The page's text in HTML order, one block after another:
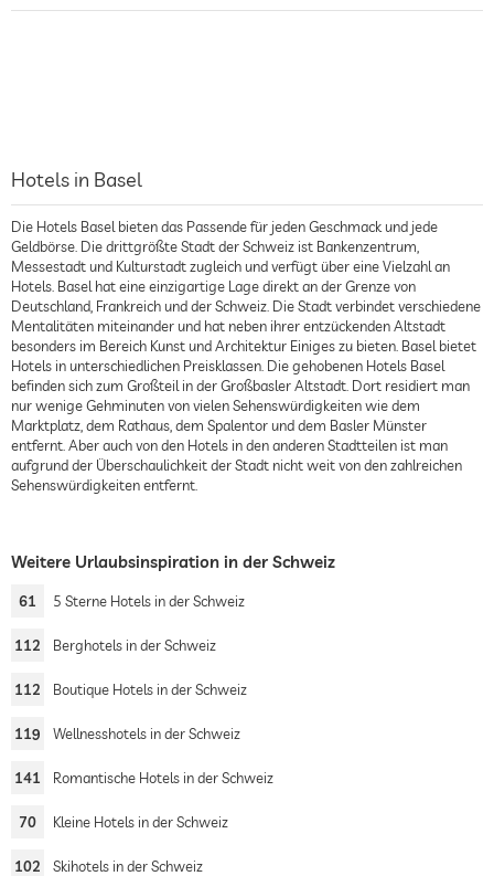
Hotels in Basel
Die Hotels Basel bieten das Passende für jeden Geschmack und jede
Geldbörse. Die drittgrößte Stadt der Schweiz ist Bankenzentrum,
Messestadt und Kulturstadt zugleich und verfügt über eine Vielzahl an
Hotels. Basel hat eine einzigartige Lage direkt an der Grenze von
Deutschland, Frankreich und der Schweiz. Die Stadt verbindet verschiedene
Mentalitäten miteinander und hat neben ihrer entzückenden Altstadt
besonders im Bereich Kunst und Architektur Einiges zu bieten. Basel bietet
Hotels in unterschiedlichen Preisklassen. Die gehobenen Hotels Basel
befinden sich zum Großteil in der Großbasler Altstadt. Dort residiert man
nur wenige Gehminuten von vielen Sehenswürdigkeiten wie dem
Marktplatz, dem Rathaus, dem Spalentor und dem Basler Münster
entfernt. Aber auch von den Hotels in den anderen Stadtteilen ist man
aufgrund der Überschaulichkeit der Stadt nicht weit von den zahlreichen
Sehenswürdigkeiten entfernt.
Weitere Urlaubsinspiration in der Schweiz
61 5 Sterne Hotels in der Schweiz
112 Berghotels in der Schweiz
112 Boutique Hotels in der Schweiz
119 Wellnesshotels in der Schweiz
141 Romantische Hotels in der Schweiz
70 Kleine Hotels in der Schweiz
102 Skihotels in der Schweiz